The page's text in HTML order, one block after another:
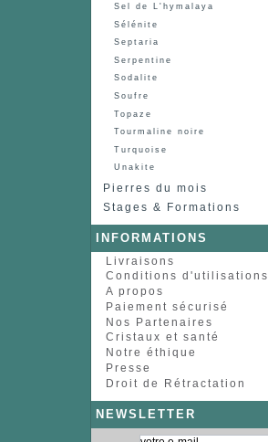
Sel de L'hymalaya
Sélénite
Septaria
Serpentine
Sodalite
Soufre
Topaze
Tourmaline noire
Turquoise
Unakite
Pierres du mois
Stages & Formations
INFORMATIONS
Livraisons
Conditions d'utilisations
A propos
Paiement sécurisé
Nos Partenaires
Cristaux et santé
Notre éthique
Presse
Droit de Rétractation
NEWSLETTER